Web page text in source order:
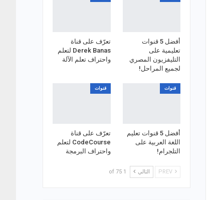
أفضل 5 قنوات
تعليمية على
التليفزيون المصري
لجميع المراحل!
تعرّف على قناة
Derek Banas لتعلم
واحتراف تعلم الآلة
قنوات
أفضل 5 قنوات تعليم
اللغة العربية على
التلجرام!
قنوات
تعرّف على قناة
CodeCourse لتعلم
واحتراف البرمجة
التالي 1 of 75